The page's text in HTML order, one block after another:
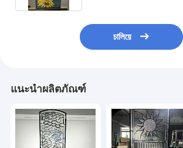
চালিয়ে
แนะนำผลิตภัณฑ์